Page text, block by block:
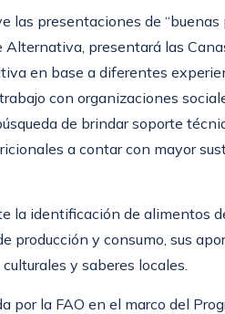
las presentaciones de
Alternativa, presentará las
en base a diferentes
con organizaciones
de brindar soporte
a contar con mayor
la identificación de alimentos
producción y consumo, sus
y saberes locales.
por la FAO en el marco del